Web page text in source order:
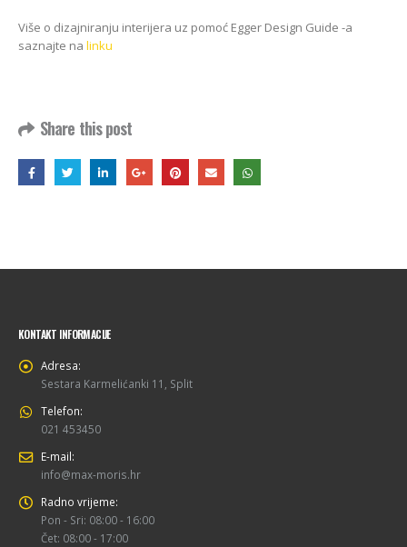
Više o dizajniranju interijera uz pomoć Egger Design Guide -a
saznajte na linku
Share this post
KONTAKT INFORMACIJE
Adresa:
Sestara Karmelićanki 11, Split
Telefon:
021 453450
E-mail:
info@max-moris.hr
Radno vrijeme:
Pon - Sri: 08:00 - 16:00
Čet: 08:00 - 17:00